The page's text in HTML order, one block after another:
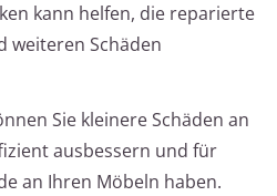
kann helfen, die reparierte
weiteren Schäden
Sie kleinere Schäden an
ausbessern und für
an Ihren Möbeln haben.